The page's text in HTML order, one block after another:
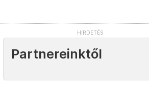
Partnereinktől